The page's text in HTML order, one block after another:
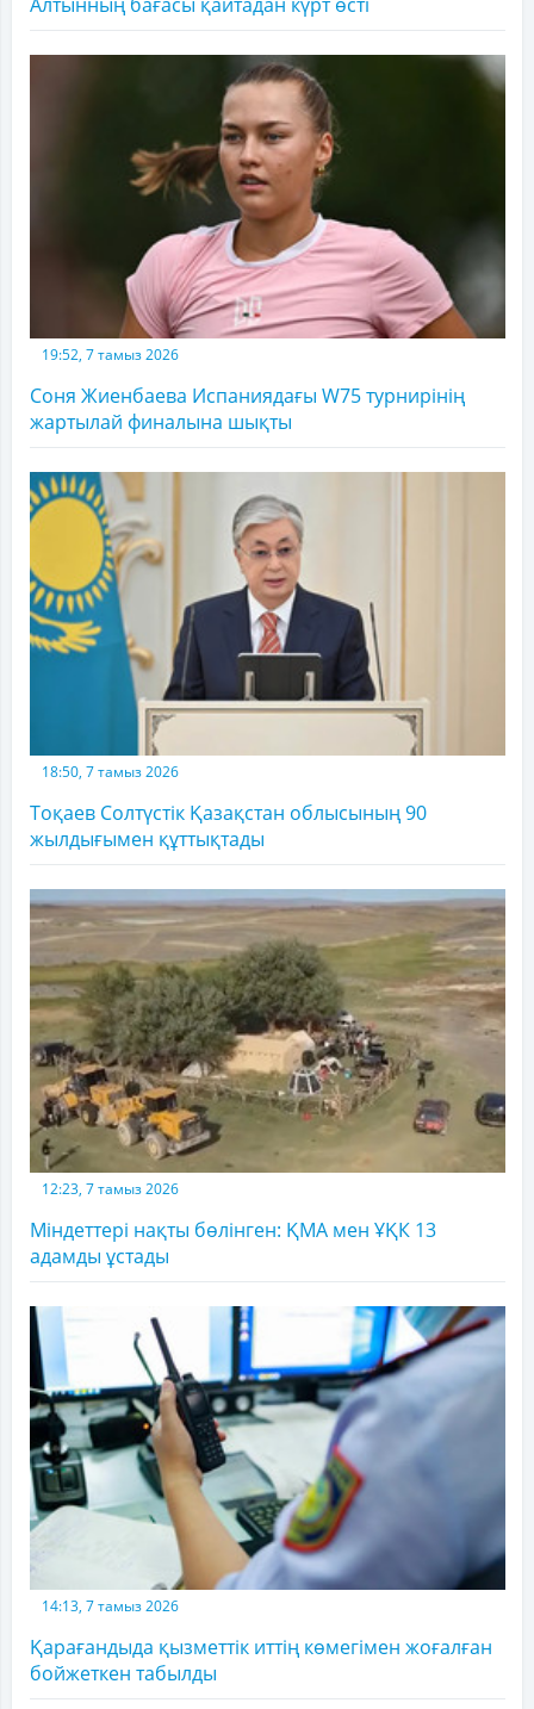
19:52, 7 тамыз 2026
Соня Жиенбаева Испаниядағы W75 турнирінің
жартылай финалына шықты
18:50, 7 тамыз 2026
Тоқаев Солтүстік Қазақстан облысының 90
жылдығымен құттықтады
12:23, 7 тамыз 2026
Міндеттері нақты бөлінген: ҚМА мен ҰҚК 13
адамды ұстады
14:13, 7 тамыз 2026
Қарағандыда қызметтік иттің көмегімен жоғалған
бойжеткен табылды